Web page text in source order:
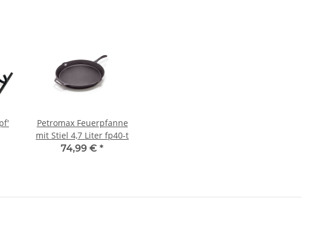
Petromax Feuerpfanne
mit Stiel 4,7 Liter fp40-t
74,99 € *